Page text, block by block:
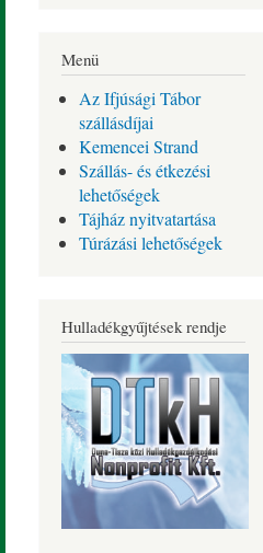
Menü
Az Ifjúsági Tábor
szállásdíjai
Kemencei Strand
Szállás- és étkezési
lehetőségek
Tájház nyitvatartása
Túrázási lehetőségek
Hulladékgyűjtések rendje